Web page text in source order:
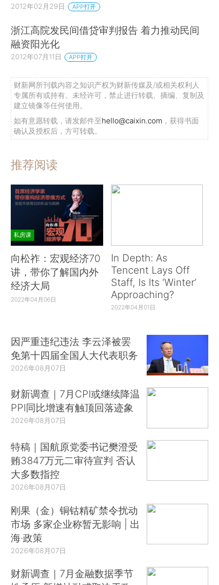
2012年02月29日 APP打开
浙江高院发民间借贷审判报告 着力推动民间
融资阳光化
2012年07月11日 APP打开
财新网所刊载内容之知识产权为财新传媒及/或相关权利人
专属所有或持有。未经许可，禁止进行转载、摘编、复制及
建立镜像等任何使用。
如有意愿转载，请发邮件至hello@caixin.com ，获得书面
确认及授权后，方可转载。
推荐阅读
私房课
向松祚：宏观经济70
讲，带你了解国内外
经济大局
2022年04月06日
In Depth: As
Tencent Lays Off
Staff, Is Its ‘Winter’
Approaching?
2022年04月01日
因严重违纪违法 李云泽被罢
免第十四届全国人大代表职务
2026年08月07日
财新调查｜7月CPI或继续降温
PPI同比增速有触顶回落迹象
2026年08月07日
特稿｜国航原党委书记樊澄受
贿3847万元二审待宣判 否认
大多数指控
2026年08月07日
刚果（金）铜钴精矿禁令扰动
市场 多家企业称暂无影响 | 出
海·政策
2026年08月07日
财新调查｜7月金融数据季节